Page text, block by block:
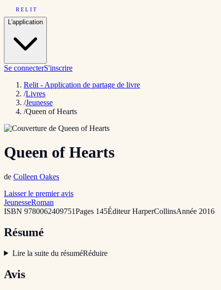
RELIT
L'application
Se connecterS'inscrire
Relit - Application de partage de livre
/Livres
/Jeunesse
/Queen of Hearts
Queen of Hearts
de Colleen Oakes
Laisser le premier avis
JeunesseRoman
ISBN 9780062409751Pages 145ÉditeurHarperCollinsAnnée 2016
Résumé
Lire la suite du résuméRéduire
Avis